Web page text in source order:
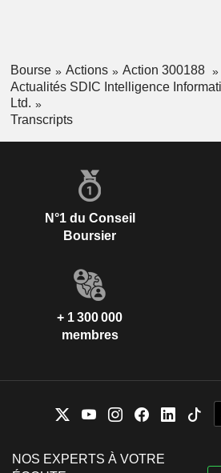
Bourse Actions
Action 300188
Actualités SDIC Intelligence
Ltd.
Transcripts
N°1 du Conseil
Boursier
+ 1 300 000
membres
NOS EXPERTS À VOTRE